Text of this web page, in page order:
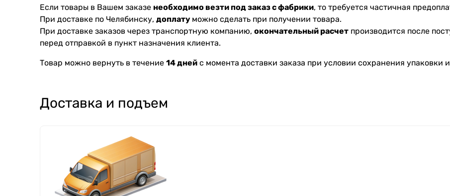
Если товары в Вашем заказе необходимо везти под заказ с фабрики, то требуется частичная
При доставке по Челябинску, доплату можно сделать при получении товара.
При доставке заказов через транспортную компанию, окончательный расчет производится после
перед отправкой в пункт назначения клиента.
Товар можно вернуть в течение 14 дней с момента доставки заказа при условии сохранения упаковки
Доставка и подъем